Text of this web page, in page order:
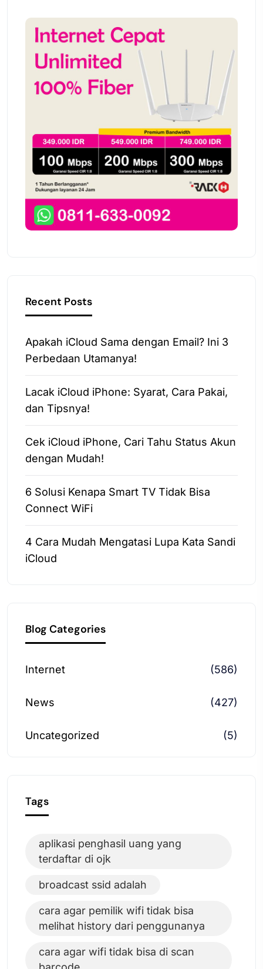
Recent Posts
Apakah iCloud Sama dengan Email? Ini 3
Perbedaan Utamanya!
Lacak iCloud iPhone: Syarat, Cara Pakai,
dan Tipsnya!
Cek iCloud iPhone, Cari Tahu Status Akun
dengan Mudah!
6 Solusi Kenapa Smart TV Tidak Bisa
Connect WiFi
4 Cara Mudah Mengatasi Lupa Kata Sandi
iCloud
Blog Categories
Internet (586)
News (427)
Uncategorized (5)
Tags
aplikasi penghasil uang yang
terdaftar di ojk
broadcast ssid adalah
cara agar pemilik wifi tidak bisa
melihat history dari penggunanya
cara agar wifi tidak bisa di scan